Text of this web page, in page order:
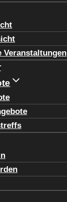
Veranstaltungen